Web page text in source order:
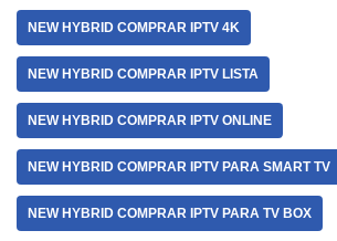
NEW HYBRID COMPRAR IPTV 4K
NEW HYBRID COMPRAR IPTV LISTA
NEW HYBRID COMPRAR IPTV ONLINE
NEW HYBRID COMPRAR IPTV PARA SMART TV
NEW HYBRID COMPRAR IPTV PARA TV BOX